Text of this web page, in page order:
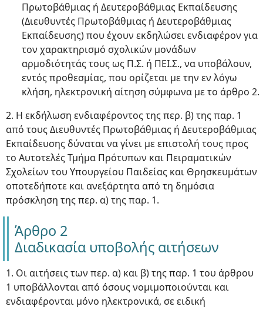
Πρωτοβάθμιας ή Δευτεροβάθμιας Εκπαίδευσης
(Διευθυντές Πρωτοβάθμιας ή Δευτεροβάθμιας
Εκπαίδευσης) που έχουν εκδηλώσει ενδιαφέρον για
τον χαρακτηρισμό σχολικών μονάδων
αρμοδιότητάς τους ως Π.Σ. ή ΠΕΙ.Σ., να υποβάλουν,
εντός προθεσμίας, που ορίζεται με την εν λόγω
κλήση, ηλεκτρονική αίτηση σύμφωνα με το άρθρο 2.
2. Η εκδήλωση ενδιαφέροντος της περ. β) της παρ. 1
από τους Διευθυντές Πρωτοβάθμιας ή Δευτεροβάθμιας
Εκπαίδευσης δύναται να γίνει με επιστολή τους προς
το Αυτοτελές Τμήμα Πρότυπων και Πειραματικών
Σχολείων του Υπουργείου Παιδείας και Θρησκευμάτων
οποτεδήποτε και ανεξάρτητα από τη δημόσια
πρόσκληση της περ. α) της παρ. 1.
Άρθρο 2
Διαδικασία υποβολής αιτήσεων
1. Οι αιτήσεις των περ. α) και β) της παρ. 1 του άρθρου
1 υποβάλλονται από όσους νομιμοποιούνται και
ενδιαφέρονται μόνο ηλεκτρονικά, σε ειδική